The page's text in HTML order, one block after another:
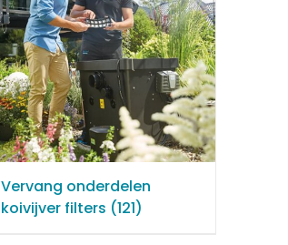
Vervang onderdelen
koivijver filters (121)